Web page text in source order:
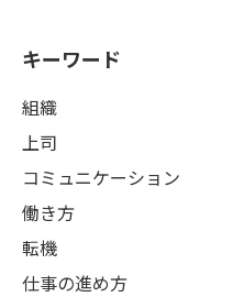
キーワード
組織
上司
コミュニケーション
働き方
転機
仕事の進め方